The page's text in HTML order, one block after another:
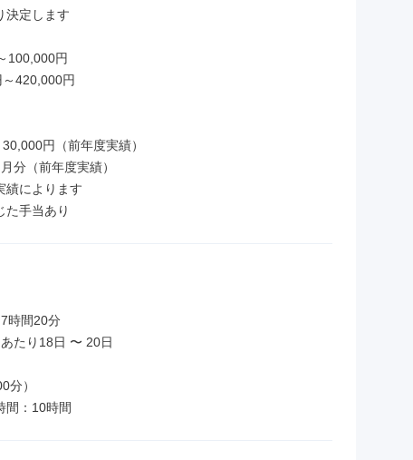
決定します
100,000円
420,000円
円（前年度実績）
分（前年度実績）
績によります
手当あり
時間20分
たり18日 〜 20日
分）
：10時間